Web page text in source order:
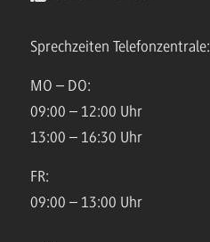
Sprechzeiten Telefonzentrale:
MO – DO:
09:00 – 12:00 Uhr
13:00 – 16:30 Uhr
FR:
09:00 – 13:00 Uhr